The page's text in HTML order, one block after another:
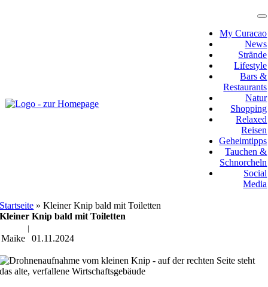
My Curacao
News
Strände
Lifestyle
Bars &
Restaurants
Natur
Shopping
Relaxed
Reisen
Geheimtipps
Tauchen &
Schnorcheln
Social
Media
Startseite »Kleiner Knip bald mit Toiletten
Kleiner Knip bald mit Toiletten
Maike
|
01.11.2024